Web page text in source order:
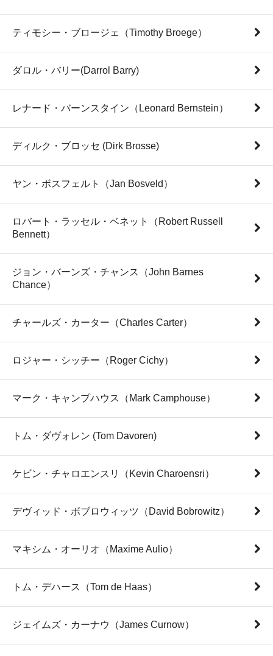
ティモシー・ブロージェ（Timothy Broege）
ダロル・バリー(Darrol Barry)
レナード・バーンスタイン（Leonard Bernstein）
ディルク・ブロッセ (Dirk Brosse)
ヤン・ボスフェルト（Jan Bosveld）
ロバート・ラッセル・ベネット（Robert Russell
Bennett）
ジョン・バーンズ・チャンス（John Barnes
Chance）
チャールズ・カーター（Charles Carter）
ロジャー・シッチー（Roger Cichy）
マーク・キャンプハウス（Mark Camphouse）
トム・ダヴォレン (Tom Davoren)
ケビン・チャロエンスリ（Kevin Charoensri）
デヴィッド・ボブロウィッツ（David Bobrowitz）
マキシム・オーリオ（Maxime Aulio）
トム・デハース（Tom de Haas）
ジェイムズ・カーナウ（James Curnow）